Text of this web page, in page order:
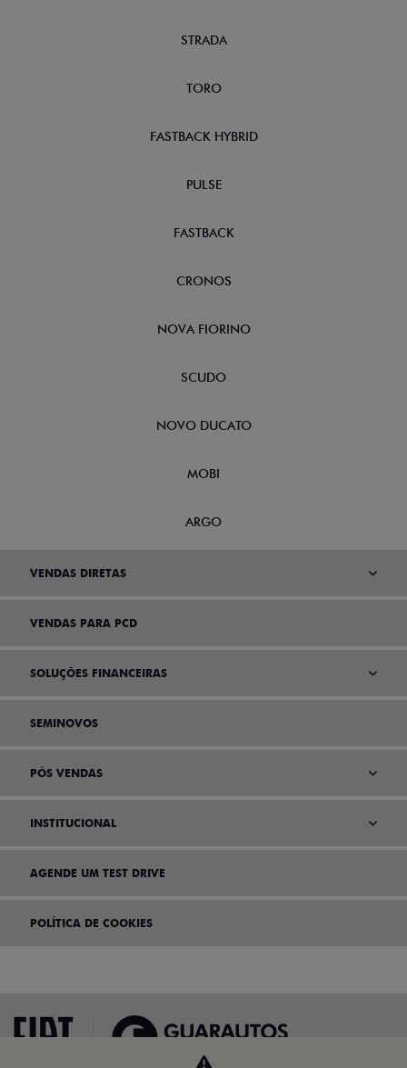
STRADA
TORO
FASTBACK HYBRID
PULSE
FASTBACK
CRONOS
NOVA FIORINO
SCUDO
NOVO DUCATO
MOBI
ARGO
VENDAS DIRETAS
VENDAS PARA PCD
SOLUÇÕES FINANCEIRAS
SEMINOVOS
PÓS VENDAS
INSTITUCIONAL
AGENDE UM TEST DRIVE
POLÍTICA DE COOKIES